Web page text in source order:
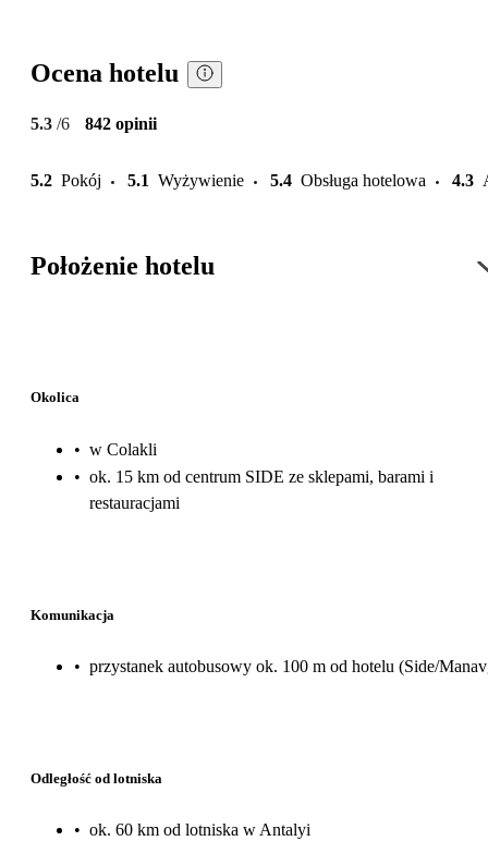
Ocena hotelu
5.3 /6 842 opinii
5.2 Pokój 5.1 Wyżywienie 5.4 Obsługa hotelowa 4.3
Położenie hotelu
Okolica
• w Colakli
• ok. 15 km od centrum SIDE ze sklepami, barami i
restauracjami
Komunikacja
• przystanek autobusowy ok. 100 m od hotelu (Side/
Odległość od lotniska
• ok. 60 km od lotniska w Antalyi